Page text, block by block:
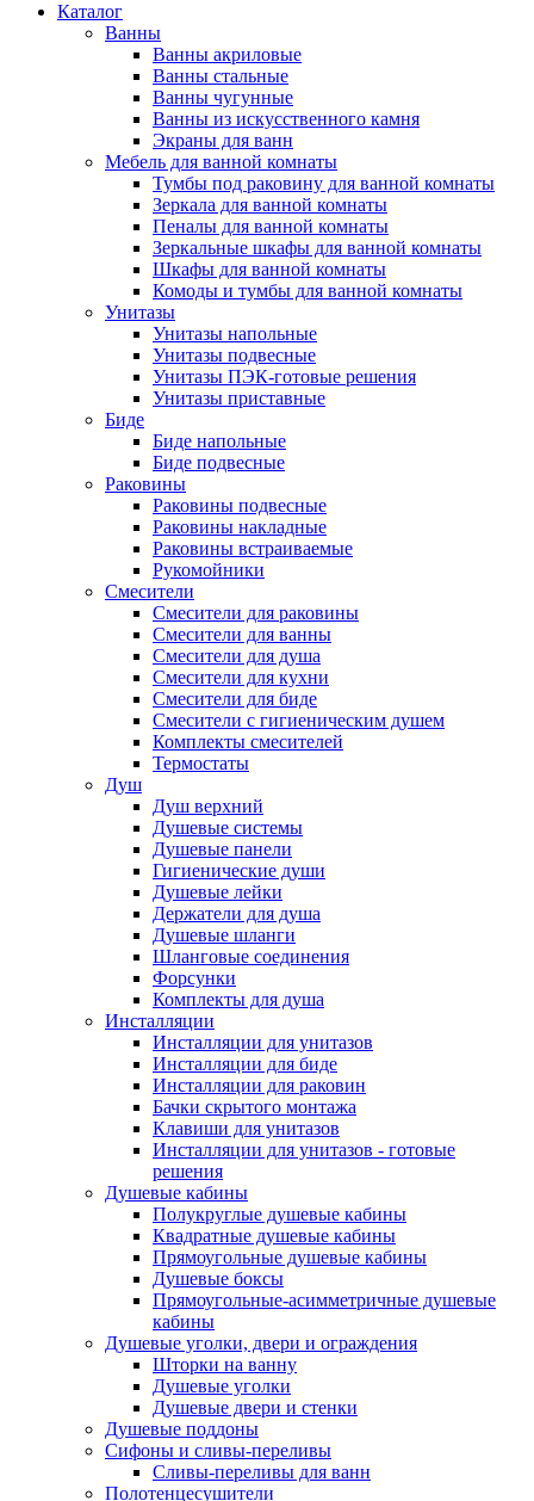
Каталог
Ванны
Ванны акриловые
Ванны стальные
Ванны чугунные
Ванны из искусственного камня
Экраны для ванн
Мебель для ванной комнаты
Тумбы под раковину для ванной комнаты
Зеркала для ванной комнаты
Пеналы для ванной комнаты
Зеркальные шкафы для ванной комнаты
Шкафы для ванной комнаты
Комоды и тумбы для ванной комнаты
Унитазы
Унитазы напольные
Унитазы подвесные
Унитазы ПЭК-готовые решения
Унитазы приставные
Биде
Биде напольные
Биде подвесные
Раковины
Раковины подвесные
Раковины накладные
Раковины встраиваемые
Рукомойники
Смесители
Смесители для раковины
Смесители для ванны
Смесители для душа
Смесители для кухни
Смесители для биде
Смесители с гигиеническим душем
Комплекты смесителей
Термостаты
Душ
Душ верхний
Душевые системы
Душевые панели
Гигиенические души
Душевые лейки
Держатели для душа
Душевые шланги
Шланговые соединения
Форсунки
Комплекты для душа
Инсталляции
Инсталляции для унитазов
Инсталляции для биде
Инсталляции для раковин
Бачки скрытого монтажа
Клавиши для унитазов
Инсталляции для унитазов - готовые
решения
Душевые кабины
Полукруглые душевые кабины
Квадратные душевые кабины
Прямоугольные душевые кабины
Душевые боксы
Прямоугольные-асимметричные душевые
кабины
Душевые уголки, двери и ограждения
Шторки на ванну
Душевые уголки
Душевые двери и стенки
Душевые поддоны
Сифоны и сливы-переливы
Сливы-переливы для ванн
Полотенцесушители